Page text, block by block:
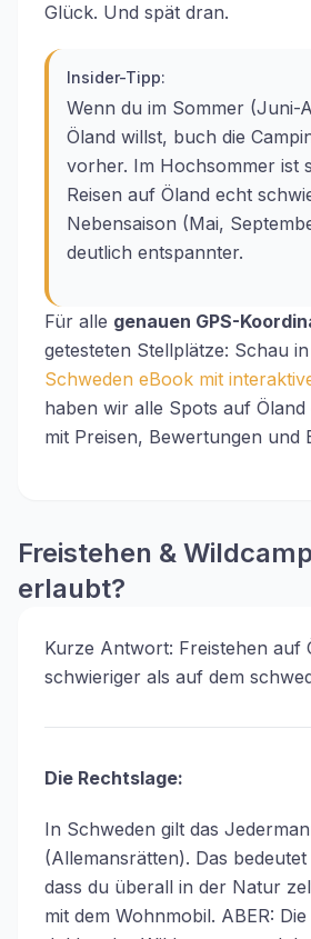
Glück. Und spät dran.
Insider-Tipp:
Wenn du im Sommer (Juni-
Öland willst, buch die
vorher. Im Hochsommer ist
Reisen auf Öland echt
Nebensaison (Mai,
deutlich entspannter.
Für alle genauen GPS-
getesteten Stellplätze: Schau
Schweden eBook mit
haben wir alle Spots auf Öland
mit Preisen, Bewertungen und
Freistehen &
erlaubt?
Kurze Antwort: Freistehen auf
schwieriger als auf dem
Die Rechtslage:
In Schweden gilt das
(Allemansrätten). Das
dass du überall in der Natur
mit dem Wohnmobil. ABER: